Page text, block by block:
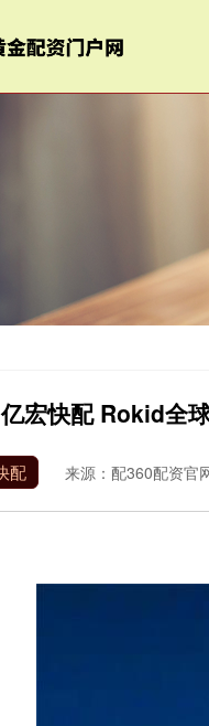
亿宏快配 Rokid全
配 来源：配360配资官